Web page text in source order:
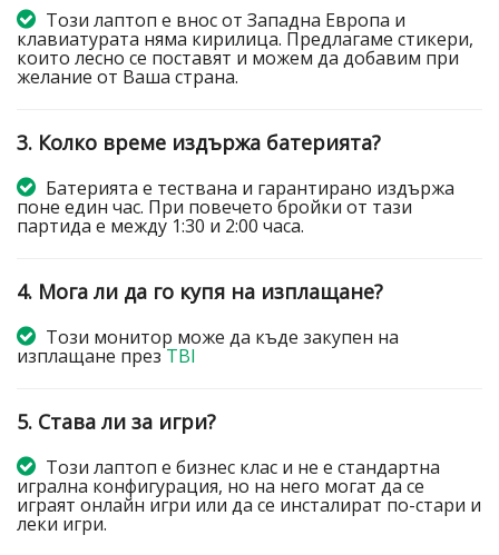
Този лаптоп е внос от Западна Европа и
клавиатурата няма кирилица. Предлагаме стикери,
които лесно се поставят и можем да добавим при
желание от Ваша страна.
3. Колко време издържа батерията?
Батерията е тествана и гарантирано издържа
поне един час. При повечето бройки от тази
партида е между 1:30 и 2:00 часа.
4. Мога ли да го купя на изплащане?
Този монитор може да къде закупен на
изплащане презTBI
5. Става ли за игри?
Този лаптоп е бизнес клас и не е стандартна
игрална конфигурация, но на него могат да се
играят онлайн игри или да се инсталират по-стари и
леки игри.